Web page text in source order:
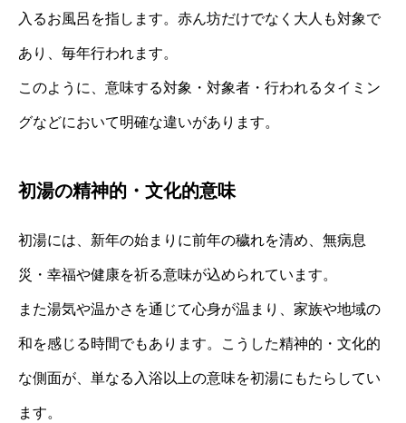
入るお風呂を指します。赤ん坊だけでなく大人も対象で
あり、毎年行われます。
このように、意味する対象・対象者・行われるタイミン
グなどにおいて明確な違いがあります。
初湯の精神的・文化的意味
初湯には、新年の始まりに前年の穢れを清め、無病息
災・幸福や健康を祈る意味が込められています。
また湯気や温かさを通じて心身が温まり、家族や地域の
和を感じる時間でもあります。こうした精神的・文化的
な側面が、単なる入浴以上の意味を初湯にもたらしてい
ます。